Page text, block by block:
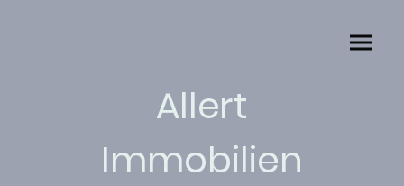
Allert
Immobilien